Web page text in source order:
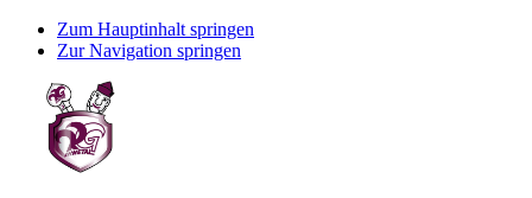
Zum Hauptinhalt springen
Zur Navigation springen